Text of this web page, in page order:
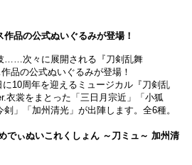
品の公式ぬいぐるみが登場！
……次々に展開される『刀剣乱舞
品の公式ぬいぐるみが登場！
10周年を迎えるミュージカル『刀剣乱
衣裳をまとった「三日月宗近」「小狐
」「加州清光」が出陣します。全6種。
でぃぬいこれくしょん ～刀ミュ～ 加州清